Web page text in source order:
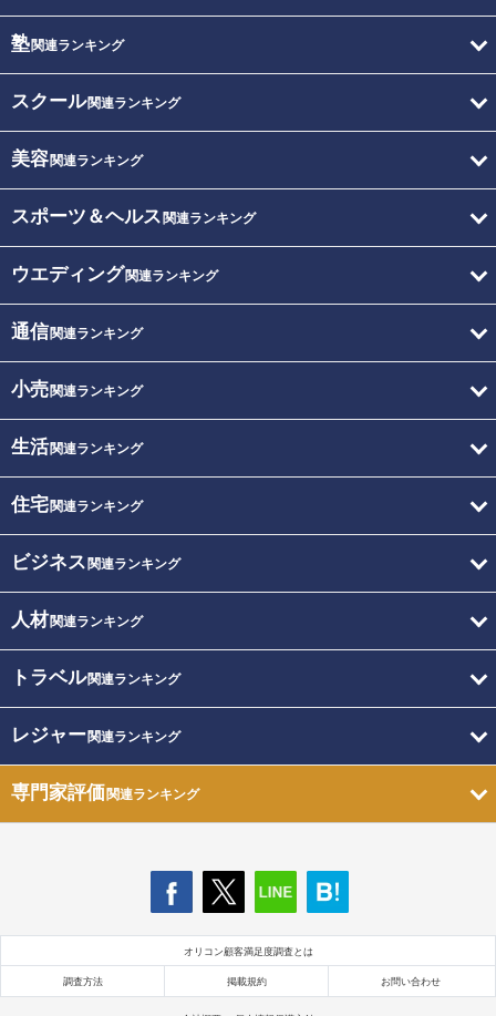
塾関連ランキング
スクール関連ランキング
美容関連ランキング
スポーツ＆ヘルス 関連ランキング
ウエディング関連ランキング
通信関連ランキング
小売関連ランキング
生活関連ランキング
住宅関連ランキング
ビジネス 関連ランキング
人材関連ランキング
トラベル関連ランキング
レジャー関連ランキング
専門家評価関連ランキング
オリコン顧客満足度調査とは
調査方法 掲載規約 お問い合わせ